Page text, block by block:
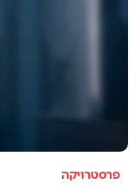
פרסטרויקה